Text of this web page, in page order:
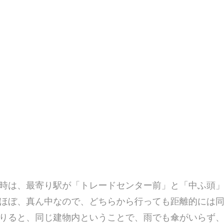
は、最寄り駅が「トレードセンター前」と「中ふ頭」
ぼ、真ん中なので、どちらから行っても距離的には同
ると、同じ建物内ということで、雨でも傘がいらず、